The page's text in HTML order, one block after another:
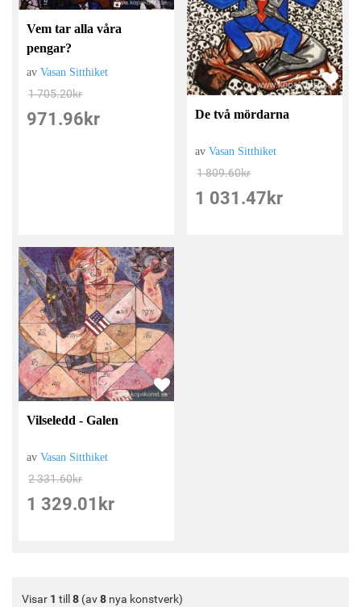
Vem tar alla våra
pengar?
avVasan Sitthiket
1 705.20kr
971.96 kr De två mördarna
avVasan Sitthiket
1 809.60kr
1 031.47 kr
Vilseledd - Galen
avVasan Sitthiket
2 331.60kr
1 329.01 kr
Visar 1 till 8 (av8 nya konstverk)